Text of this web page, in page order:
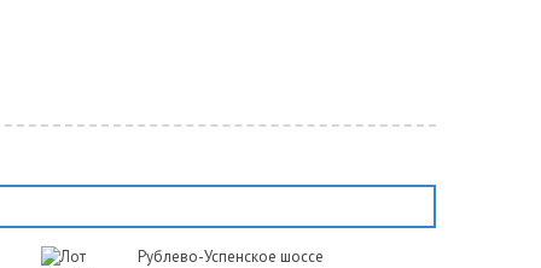
Рублево-Успенское шоссе